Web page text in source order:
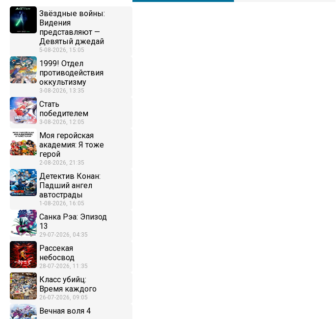
Звёздные войны:
Видения
представляют —
Девятый джедай
5-08-2026, 15:05
1999! Отдел
противодействия
оккультизму
3-08-2026, 13:35
Стать
победителем
3-08-2026, 12:05
Моя геройская
академия: Я тоже
герой
2-08-2026, 21:35
Детектив Конан:
Падший ангел
автострады
1-08-2026, 16:05
Санка Рэа: Эпизод
13
29-07-2026, 04:35
Рассекая
небосвод
28-07-2026, 11:35
Класс убийц:
Время каждого
26-07-2026, 09:05
Вечная воля 4